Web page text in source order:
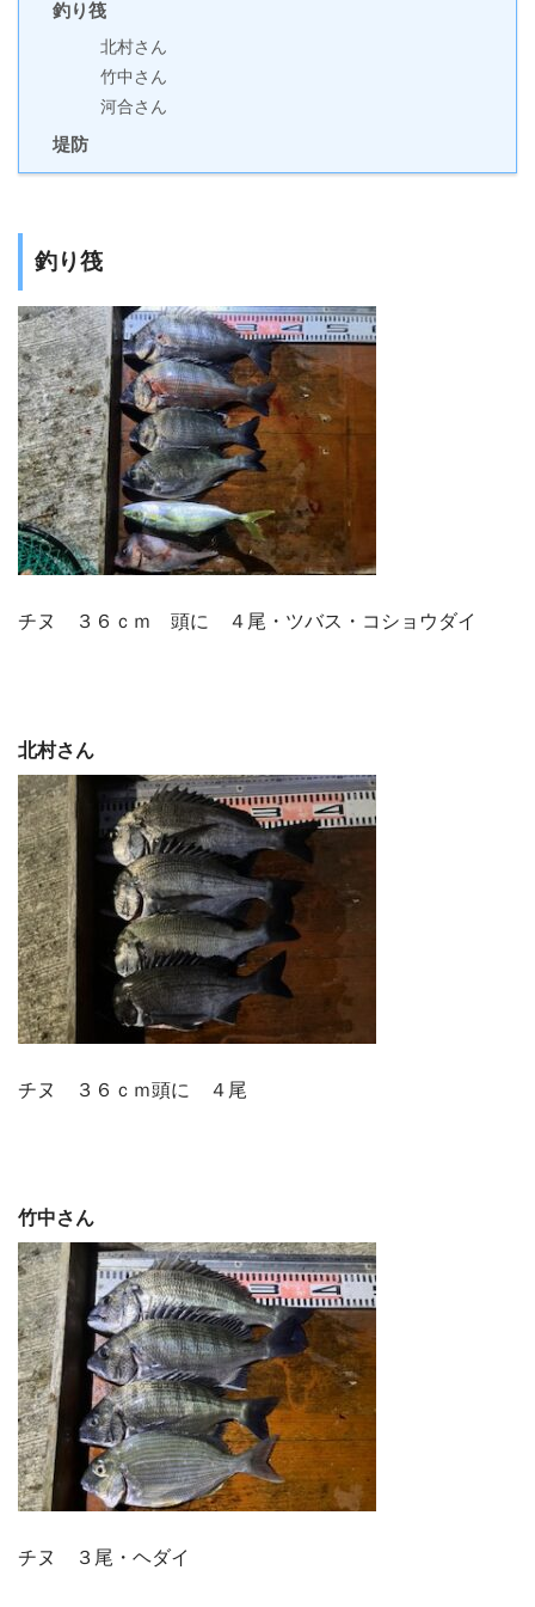
釣り筏
北村さん
竹中さん
河合さん
堤防
釣り筏
チヌ ３６ｃｍ 頭に ４尾・ツバス・コショウダイ
北村さん
チヌ ３６ｃｍ頭に ４尾
竹中さん
チヌ ３尾・ヘダイ